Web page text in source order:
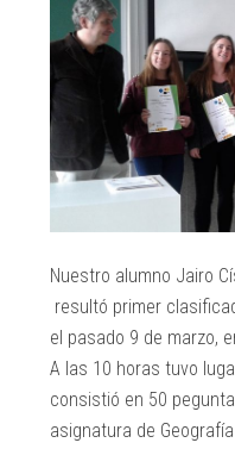
Nuestro alumno Jairo
resultó primer
el pasado 9 de marzo,
A las 10 horas tuvo
consistió en 50
asignatura de